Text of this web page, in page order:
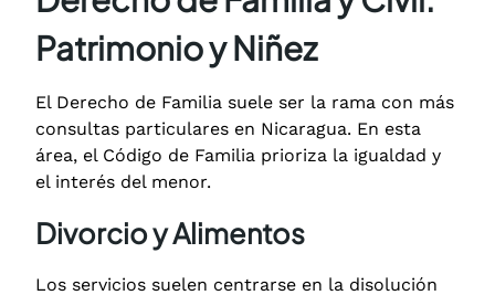
Patrimonio y Niñez
El Derecho de Familia suele ser la rama con más
consultas particulares en Nicaragua. En esta
área, el Código de Familia prioriza la igualdad y
el interés del menor.
Divorcio y Alimentos
Los servicios suelen centrarse en la disolución